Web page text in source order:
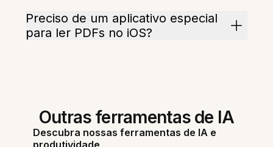
Preciso de um aplicativo especial
para ler PDFs no iOS?
Outras ferramentas de IA
Descubra nossas ferramentas de IA e